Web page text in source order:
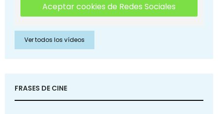
Aceptar cookies de Redes Sociales
Ver todos los vídeos
FRASES DE CINE